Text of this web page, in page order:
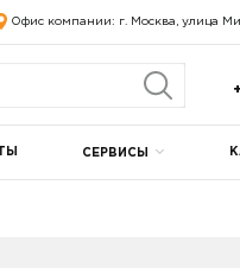
Офис компании: г. Москва, улица
СЕРВИСЫ